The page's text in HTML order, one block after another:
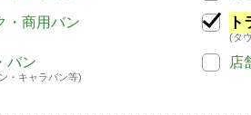
・商用バン
(タ
バン
・キャラバン等)
店